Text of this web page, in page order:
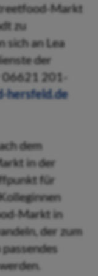
Markt
zu
sich an Lea
der
201-
hersfeld.de
dem
in der
für
Markt in
der zum